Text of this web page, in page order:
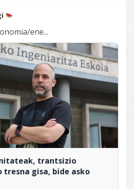
ene...
trantsizio
gisa, bide asko